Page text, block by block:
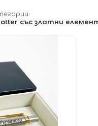
›
със златни